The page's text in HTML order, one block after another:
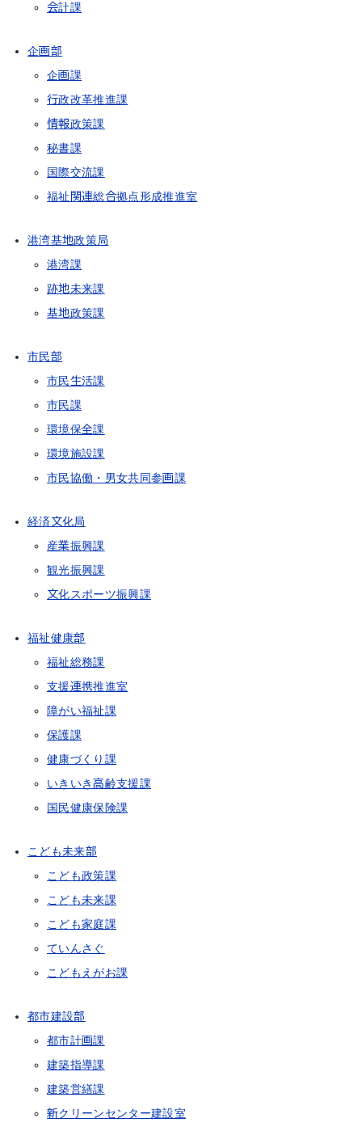
会計課
企画部
企画課
行政改革推進課
情報政策課
秘書課
国際交流課
福祉関連総合拠点形成推進室
港湾基地政策局
港湾課
跡地未来課
基地政策課
市民部
市民生活課
市民課
環境保全課
環境施設課
市民協働・男女共同参画課
経済文化局
産業振興課
観光振興課
文化スポーツ振興課
福祉健康部
福祉総務課
支援連携推進室
障がい福祉課
保護課
健康づくり課
いきいき高齢支援課
国民健康保険課
こども未来部
こども政策課
こども未来課
こども家庭課
ていんさぐ
こどもえがお課
都市建設部
都市計画課
建築指導課
建築営繕課
新クリーンセンター建設室